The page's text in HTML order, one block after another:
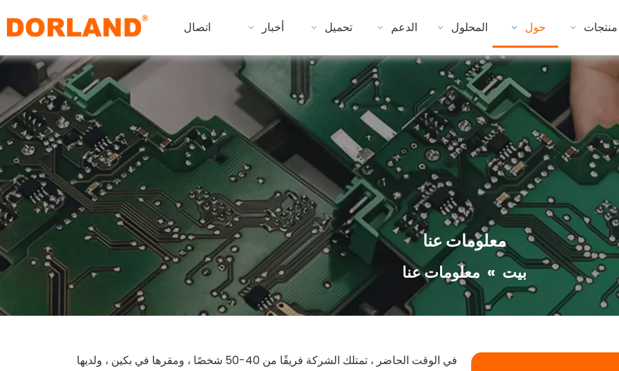
منتجات حول المحلول الدعم تحميل أخبار اتصال
معلومات عنا
بيت » معلومات عنا
في الوقت الحاضر ، تمتلك الشركة فريقًا من 40-50 شخصًا ، ومقرها في بكين ، ولديها